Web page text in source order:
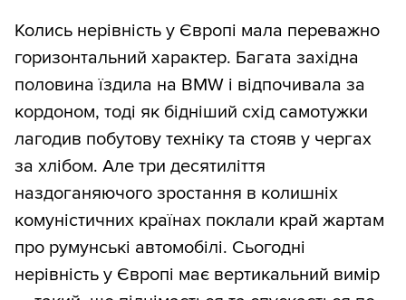
Колись нерівність у Європі мала переважно
горизонтальний характер. Багата західна
половина їздила на BMW і відпочивала за
кордоном, тоді як бідніший схід самотужки
лагодив побутову техніку та стояв у чергах
за хлібом. Але три десятиліття
наздоганяючого зростання в колишніх
комуністичних країнах поклали край жартам
про румунські автомобілі. Сьогодні
нерівність у Європі має вертикальний вимір